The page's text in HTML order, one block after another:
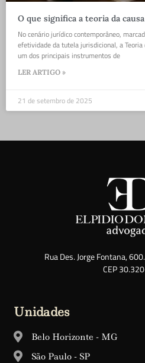
O que significa a teoria da
No cenário jurídico contemporâneo,
efetividade da tutela jurisdicional, a
um dos principais instrumentos de
LER ARTIGO »
21 de setembro de 2025
Rua Des. Jorge Fontana,
CEP
Unidades
Belo Horizonte - MG
São Paulo - SP